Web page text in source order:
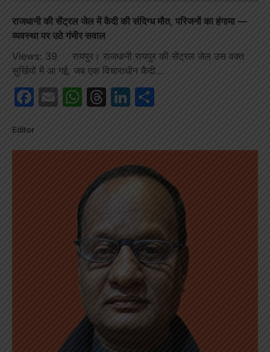
राजधानी की सेंट्रल जेल में कैदी की संदिग्ध मौत, परिजनों का हंगामा —
व्यवस्था पर उठे गंभीर सवाल
Views: 39 रायपुर। राजधानी रायपुर की सेंट्रल जेल उस वक्त
सुर्खियों में आ गई, जब एक विचाराधीन कैदी…
Facebook
EmailWhatsApp
Threads
LinkedIn
Editor